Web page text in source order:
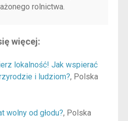
rolnictwa.
więcej:
lokalność! Jak wspierać
i ludziom?, Polska
wolny od głodu?, Polska